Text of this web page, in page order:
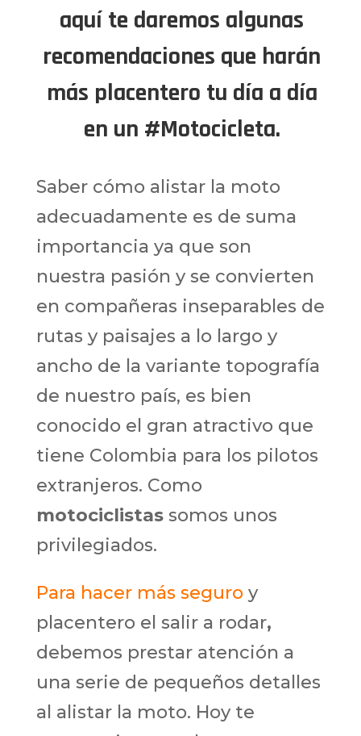
aquí te daremos algunas
recomendaciones que harán
más placentero tu día a día
en un #Motocicleta.
Saber cómo alistar la moto
adecuadamente es de suma
importancia ya que son
nuestra pasión y se convierten
en compañeras inseparables de
rutas y paisajes a lo largo y
ancho de la variante topografía
de nuestro país, es bien
conocido el gran atractivo que
tiene Colombia para los pilotos
extranjeros. Como
motociclistassomos unos
privilegiados.
Para hacer más seguro y
placentero el salir a rodar,
debemos prestar atención a
una serie de pequeños detalles
al alistar la moto. Hoy te